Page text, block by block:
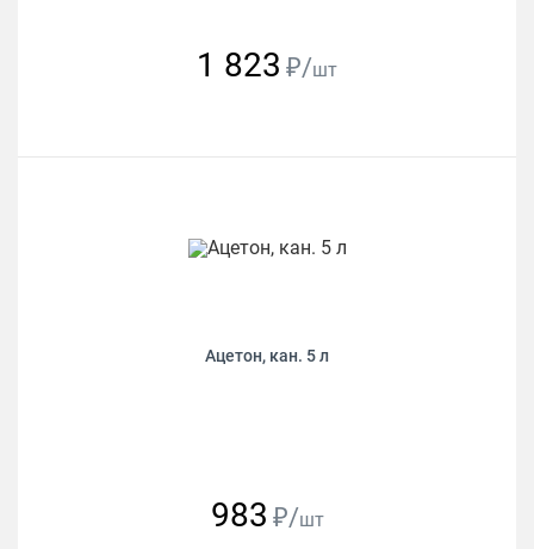
1 823 ₽/шт
Ацетон, кан. 5 л
983 ₽/шт